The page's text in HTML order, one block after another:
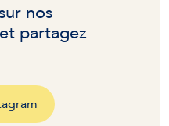
nos
partagez